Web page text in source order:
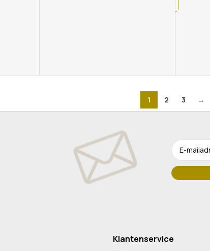
1 2 3 →
Klantenservice